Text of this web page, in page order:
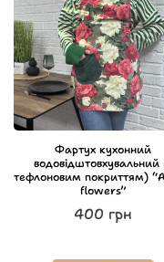
Фартух кухонний
водовідштовхувальний
тефлоновим покриттям)
flowers”
400 грн